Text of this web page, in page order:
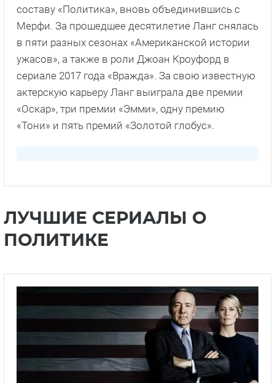
составу «Политика», вновь объединившись с
Мерфи. За прошедшее десятилетие Ланг снялась
в пяти разных сезонах «Американской истории
ужасов», а также в роли Джоан Кроуфорд в
сериале 2017 года «Вражда». За свою известную
актерскую карьеру Ланг выиграла две премии
«Оскар», три премии «Эмми», одну премию
«Тони» и пять премий «Золотой глобус».
ЛУЧШИЕ СЕРИАЛЫ О
ПОЛИТИКЕ